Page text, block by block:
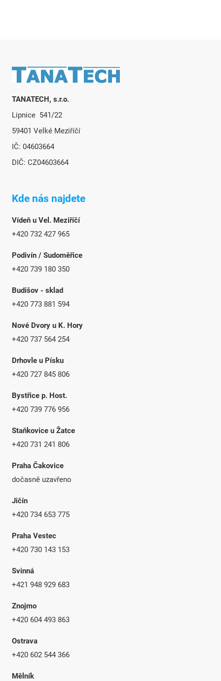
Zápatí
TANATECH, s.r.o.
Lipnice 541/22
59401 Velké Meziříčí
IČ: 04603664
DIČ: CZ04603664
Kde nás najdete
Vídeň u Vel. Meziříčí
+420 732 427 965
Podivín / Sudoměřice
+420 739 180 350
Budišov - sklad
+420 773 881 594
Nové Dvory u K. Hory
+420 737 564 254
Drhovle u Písku
+420 727 845 806
Bystřice p. Host.
+420 739 776 956
Staňkovice u Žatce
+420 731 241 806
Praha Čakovice
dočasně uzavřeno
Jičín
+420 734 653 775
Praha Vestec
+420 730 143 153
Svinná
+421 948 929 683
Znojmo
+420 604 493 863
Ostrava
+420 602 544 366
Mělník